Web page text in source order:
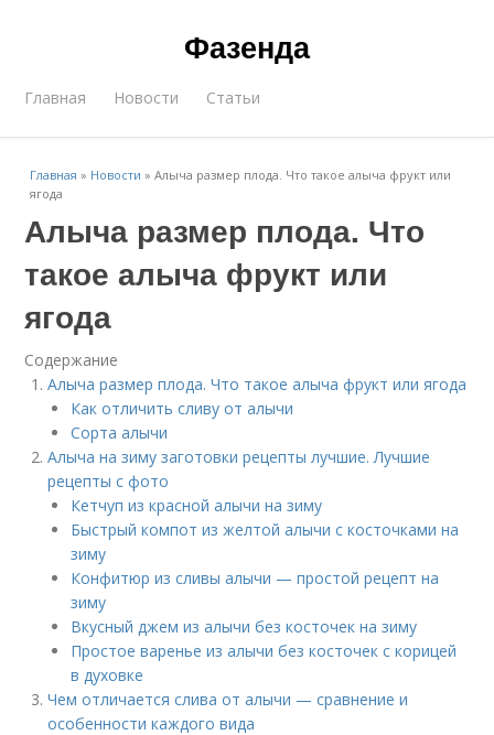
Фазенда
Главная Новости Статьи
Главная » Новости »Алыча размер плода. Что такое алыча фрукт или
ягода
Алыча размер плода. Что
такое алыча фрукт или
ягода
Содержание
Алыча размер плода. Что такое алыча фрукт или ягода
Как отличить сливу от алычи
Сорта алычи
Алыча на зиму заготовки рецепты лучшие. Лучшие
рецепты с фото
Кетчуп из красной алычи на зиму
Быстрый компот из желтой алычи с косточками на
зиму
Конфитюр из сливы алычи — простой рецепт на
зиму
Вкусный джем из алычи без косточек на зиму
Простое варенье из алычи без косточек с корицей
в духовке
Чем отличается слива от алычи — сравнение и
особенности каждого вида